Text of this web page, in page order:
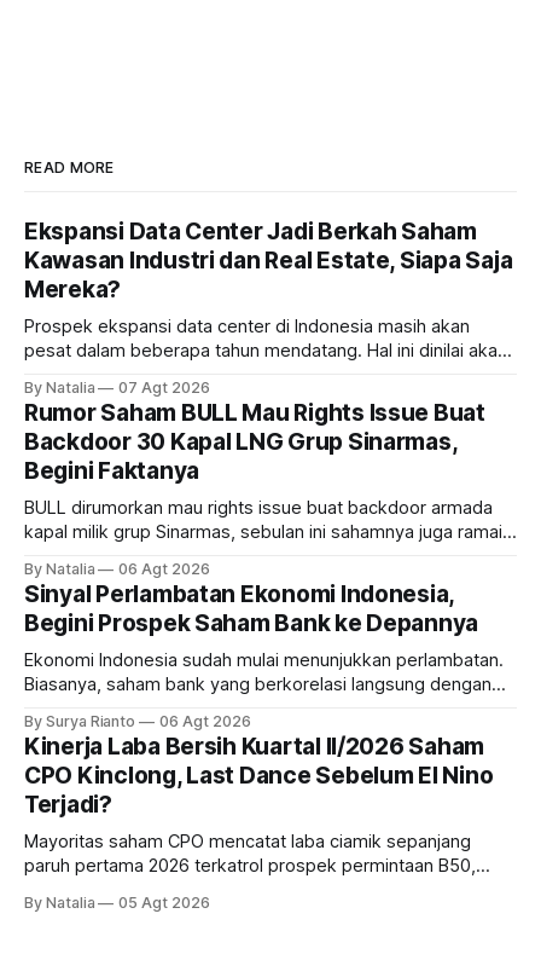
READ MORE
Ekspansi Data Center Jadi Berkah Saham
Kawasan Industri dan Real Estate, Siapa Saja
Mereka?
Prospek ekspansi data center di Indonesia masih akan
pesat dalam beberapa tahun mendatang. Hal ini dinilai akan
estate, ada siapa saja mereka?
By Natalia 07 Agt 2026
Rumor Saham BULL Mau Rights Issue Buat
Backdoor 30 Kapal LNG Grup Sinarmas,
Begini Faktanya
BULL dirumorkan mau rights issue buat backdoor armada
kapal milik grup Sinarmas, sebulan ini sahamnya juga ramai
masih menarik dilirik?
By Natalia 06 Agt 2026
Sinyal Perlambatan Ekonomi Indonesia,
Begini Prospek Saham Bank ke Depannya
Ekonomi Indonesia sudah mulai menunjukkan perlambatan.
Biasanya, saham bank yang berkorelasi langsung dengan
bank ke depannya?
By Surya Rianto 06 Agt 2026
Kinerja Laba Bersih Kuartal II/2026 Saham
CPO Kinclong, Last Dance Sebelum El Nino
Terjadi?
Mayoritas saham CPO mencatat laba ciamik sepanjang
paruh pertama 2026 terkatrol prospek permintaan B50,
diprediksi semakin terlihat mendekati 2027. Kira-kira gimana
By Natalia 05 Agt 2026